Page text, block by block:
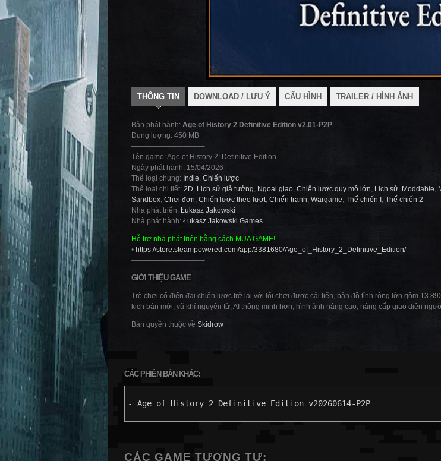
THÔNG TIN DOWNLOAD / LƯU Ý CẤU HÌNH TRAILER / HÌNH ẢNH
Bản phát hành: Age of History 2 Definitive Edition v2.01-P2P
Dung lượng: 450 MB
——————————-
Tên game: Age of History 2: Definitive Edition
Ngày phát hành: 15/04/2026
Thể loại chung: Indie, Chiến lược
Thể loại chi tiết: 2D, Lịch sử giả tưởng, Ngoại giao, Chiến lược quy mô lớn, Lịch sử, Moddable,
Sandbox, Chơi đơn, Chiến lược theo lượt, Chiến tranh, Wargame, Thế chiến I , Thế chiến 2
Nhà phát triển: Łukasz Jakowski
Nhà phát hành: Łukasz Jakowski Games
Hỗ trợ nhà phát triển bằng cách MUA GAME!
• https://store.steampowered.com/app/3381680/Age_of_History_2_Definitive_Edition/
——————————-
GIỚI THIỆU GAME
Trò chơi cổ điển đại chiến lược trở lại với lối chơi được cải tiến, bản đồ tỉnh rộng lớn gồm
kịch bản mới, vũ khí nguyên tử, AI thông minh hơn, hình ảnh nâng cao, nâng cấp giao diện
Bản quyền thuộc về Skidrow
CÁC PHIÊN BẢN KHÁC:
- Age of History 2 Definitive Edition v20260614-P2P
CÁC GAME TƯƠNG TỰ: